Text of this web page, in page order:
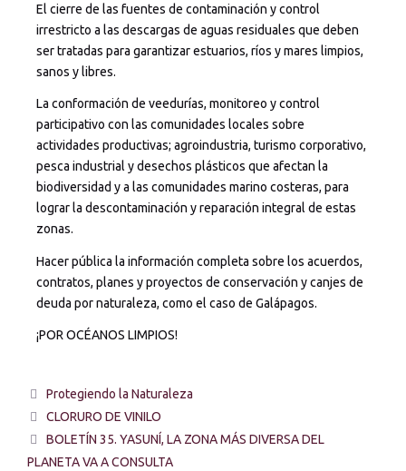
El cierre de las fuentes de contaminación y control
irrestricto a las descargas de aguas residuales que deben
ser tratadas para garantizar estuarios, ríos y mares limpios,
sanos y libres.
La conformación de veedurías, monitoreo y control
participativo con las comunidades locales sobre
actividades productivas; agroindustria, turismo corporativo,
pesca industrial y desechos plásticos que afectan la
biodiversidad y a las comunidades marino costeras, para
lograr la descontaminación y reparación integral de estas
zonas.
Hacer pública la información completa sobre los acuerdos,
contratos, planes y proyectos de conservación y canjes de
deuda por naturaleza, como el caso de Galápagos.
¡POR OCÉANOS LIMPIOS!
Protegiendo la Naturaleza
CLORURO DE VINILO
BOLETÍN 35. YASUNÍ, LA ZONA MÁS DIVERSA DEL
PLANETA VA A CONSULTA